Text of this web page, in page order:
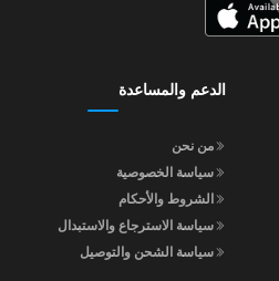
الدعم والمساعدة
من نحن
سياسة الخصوصية
الشروط والأحكام
سياسة الاسترجاع والاستبدال
سياسة الشحن والتوصيل